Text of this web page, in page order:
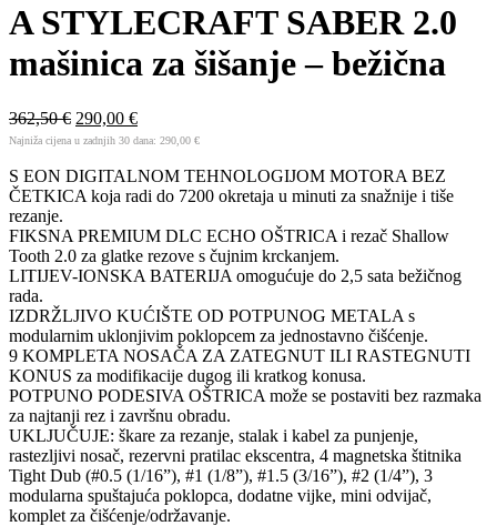
A STYLECRAFT SABER 2.0
mašinica za šišanje – bežična
362,50€ 290,00 €
Najniža cijena u zadnjih 30 dana: 290,00 €
S EON DIGITALNOM TEHNOLOGIJOM MOTORA BEZ
ČETKICA koja radi do 7200 okretaja u minuti za snažnije i tiše
rezanje.
FIKSNA PREMIUM DLC ECHO OŠTRICA i rezač Shallow
Tooth 2.0 za glatke rezove s čujnim krckanjem.
LITIJEV-IONSKA BATERIJA omogućuje do 2,5 sata bežičnog
rada.
IZDRŽLJIVO KUĆIŠTE OD POTPUNOG METALA s
modularnim uklonjivim poklopcem za jednostavno čišćenje.
9 KOMPLETA NOSAČA ZA ZATEGNUT ILI RASTEGNUTI
KONUS za modifikacije dugog ili kratkog konusa.
POTPUNO PODESIVA OŠTRICA može se postaviti bez razmaka
za najtanji rez i završnu obradu.
UKLJUČUJE: škare za rezanje, stalak i kabel za punjenje,
rastezljivi nosač, rezervni pratilac ekscentra, 4 magnetska štitnika
Tight Dub (#0.5 (1/16”), #1 (1/8”), #1.5 (3/16”), #2 (1/4”), 3
modularna spuštajuća poklopca, dodatne vijke, mini odvijač,
komplet za čišćenje/održavanje.